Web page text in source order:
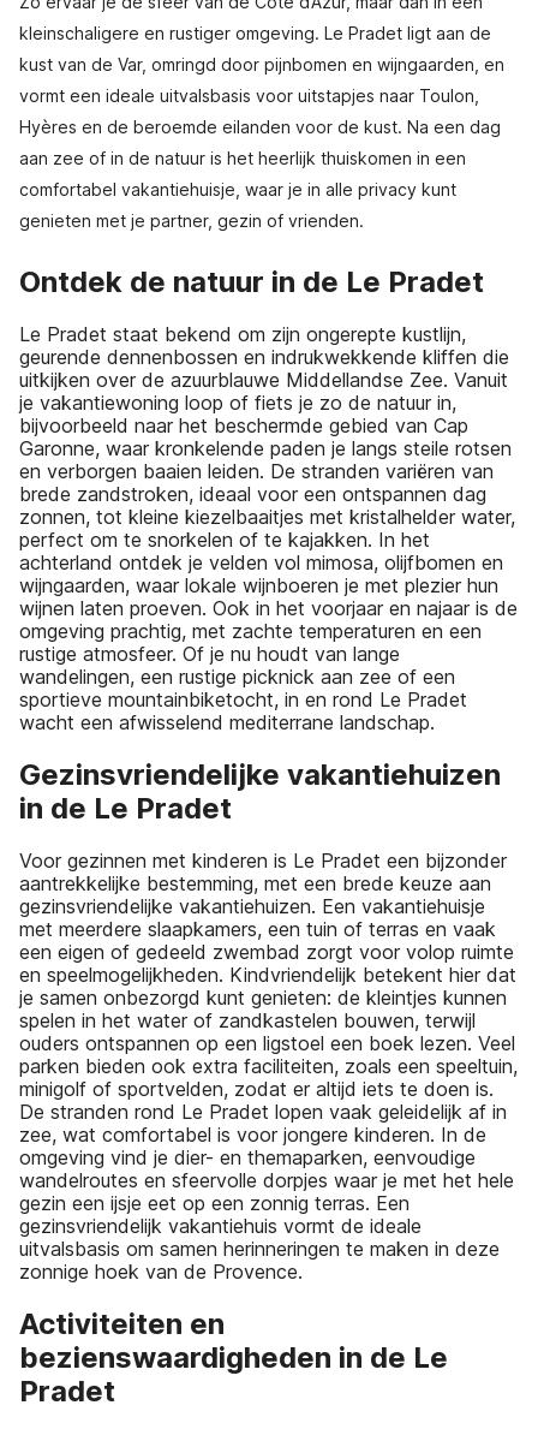
kleinschaligere en rustiger omgeving. Le Pradet ligt aan de
kust van de Var, omringd door pijnbomen en wijngaarden, en
vormt een ideale uitvalsbasis voor uitstapjes naar Toulon,
Hyères en de beroemde eilanden voor de kust. Na een dag
aan zee of in de natuur is het heerlijk thuiskomen in een
comfortabel vakantiehuisje, waar je in alle privacy kunt
genieten met je partner, gezin of vrienden.
Ontdek de natuur in de Le Pradet
Le Pradet staat bekend om zijn ongerepte kustlijn,
geurende dennenbossen en indrukwekkende kliffen die
uitkijken over de azuurblauwe Middellandse Zee. Vanuit
je vakantiewoning loop of fiets je zo de natuur in,
bijvoorbeeld naar het beschermde gebied van Cap
Garonne, waar kronkelende paden je langs steile rotsen
en verborgen baaien leiden. De stranden variëren van
brede zandstroken, ideaal voor een ontspannen dag
zonnen, tot kleine kiezelbaaitjes met kristalhelder water,
perfect om te snorkelen of te kajakken. In het
achterland ontdek je velden vol mimosa, olijfbomen en
wijngaarden, waar lokale wijnboeren je met plezier hun
wijnen laten proeven. Ook in het voorjaar en najaar is de
omgeving prachtig, met zachte temperaturen en een
rustige atmosfeer. Of je nu houdt van lange
wandelingen, een rustige picknick aan zee of een
sportieve mountainbiketocht, in en rond Le Pradet
wacht een afwisselend mediterrane landschap.
Gezinsvriendelijke vakantiehuizen
in de Le Pradet
Voor gezinnen met kinderen is Le Pradet een bijzonder
aantrekkelijke bestemming, met een brede keuze aan
gezinsvriendelijke vakantiehuizen. Een vakantiehuisje
met meerdere slaapkamers, een tuin of terras en vaak
een eigen of gedeeld zwembad zorgt voor volop ruimte
en speelmogelijkheden. Kindvriendelijk betekent hier dat
je samen onbezorgd kunt genieten: de kleintjes kunnen
spelen in het water of zandkastelen bouwen, terwijl
ouders ontspannen op een ligstoel een boek lezen. Veel
parken bieden ook extra faciliteiten, zoals een speeltuin,
minigolf of sportvelden, zodat er altijd iets te doen is.
De stranden rond Le Pradet lopen vaak geleidelijk af in
zee, wat comfortabel is voor jongere kinderen. In de
omgeving vind je dier- en themaparken, eenvoudige
wandelroutes en sfeervolle dorpjes waar je met het hele
gezin een ijsje eet op een zonnig terras. Een
gezinsvriendelijk vakantiehuis vormt de ideale
uitvalsbasis om samen herinneringen te maken in deze
zonnige hoek van de Provence.
Activiteiten en
bezienswaardigheden in de Le
Pradet